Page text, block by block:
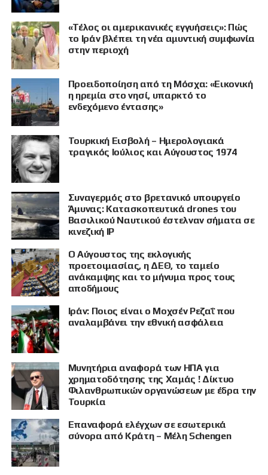
ΠΡΟΒΟΛΗ
«Τέλος οι αμερικανικές εγγυήσεις»: Πώς
το Ιράν βλέπει τη νέα αμυντική συμφωνία
στην περιοχή
Προειδοποίηση από τη Μόσχα: «Εικονική
η ηρεμία στο νησί, υπαρκτό το
ενδεχόμενο έντασης»
Τουρκική Εισβολή – Ημερολογιακά
τραγικός Ιούλιος και Αύγουστος 1974
Συναγερμός στο βρετανικό υπουργείο
Άμυνας: Κατασκοπευτικά drones του
Βασιλικού Ναυτικού έστελναν σήματα σε
κινεζική IP
Ο Αύγουστος της εκλογικής
προετοιμασίας, η ΔΕΘ, το ταμείο
ανάκαμψης και το μήνυμα προς τους
αποδήμους
Ιράν: Ποιος είναι ο Μοχσέν Ρεζαΐ που
αναλαμβάνει την εθνική ασφάλεια
Μυνητήρια αναφορά των ΗΠΑ για
χρηματοδότησης της Χαμάς ! Δίκτυο
Φιλανθρωπικών οργανώσεων με έδρα την
Τουρκία
Επαναφορά ελέγχων σε εσωτερικά
σύνορα από Κράτη – Μέλη Schengen